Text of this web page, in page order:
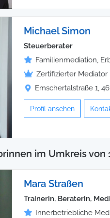
Michael Simon
Steuerberater
Familienmediation,
Zertifizierter Mediator
Emschertalstraße 1,
Profil ansehen
im Umkreis von
Mara Straßen
Trainerin, Beraterin,
Innerbetriebliche